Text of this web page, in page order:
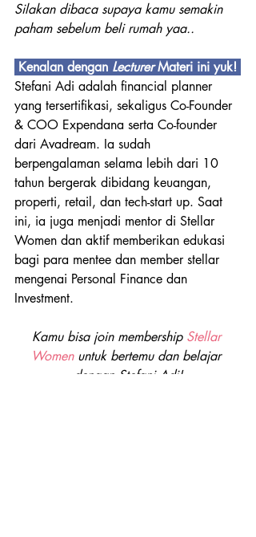
Silakan dibaca supaya kamu semakin
paham sebelum beli rumah yaa..
Kenalan dengan Lecturer Materi ini yuk!
Stefani Adi adalah financial planner
yang tersertifikasi, sekaligus Co-Founder
& COO Expendana serta Co-founder
dari Avadream. Ia sudah
berpengalaman selama lebih dari 10
tahun bergerak dibidang keuangan,
properti, retail, dan tech-start up. Saat
ini, ia juga menjadi mentor di Stellar
Women dan aktif memberikan edukasi
bagi para mentee dan member stellar
mengenai Personal Finance dan
Investment.
Kamu bisa join membership Stellar
Women untuk bertemu dan belajar
dengan Stefani Adi!